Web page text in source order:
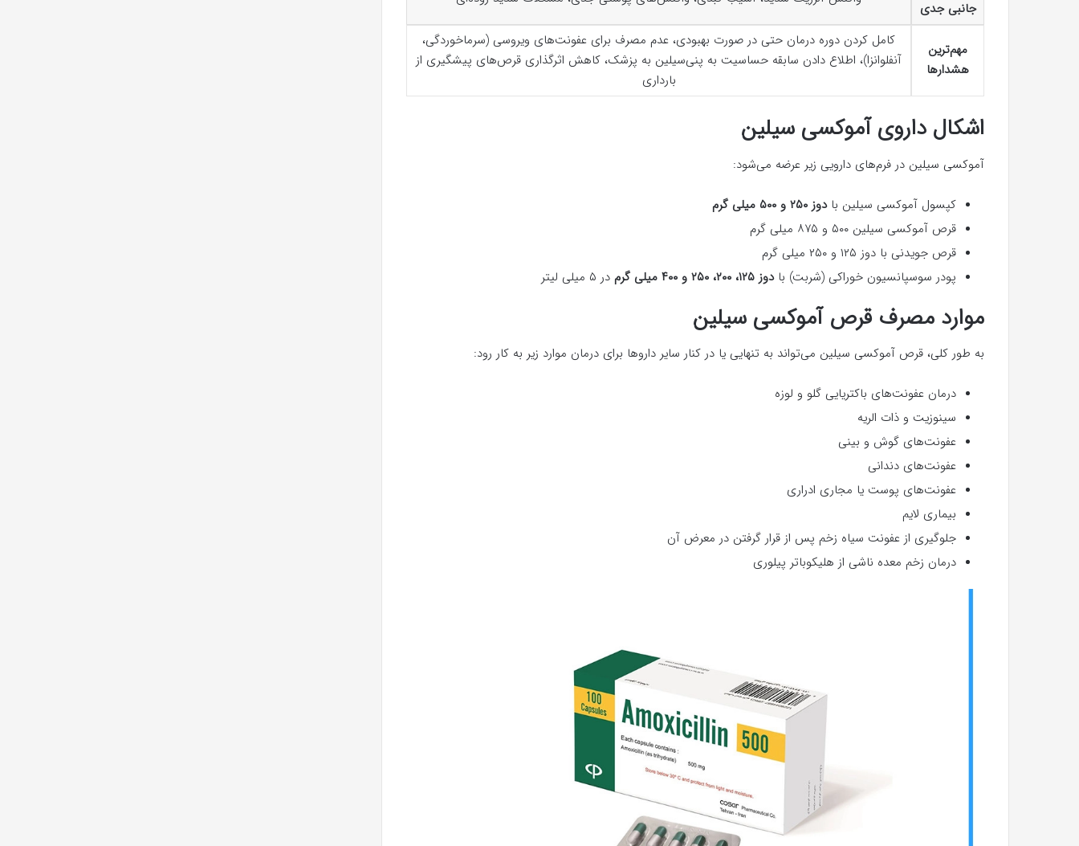
جانبی جدی
مهم‌ترین
هشدارها
کامل کردن دوره درمان حتی در صورت بهبودی، عدم مصرف برای عفونت‌های ویروسی (سرماخوردگی،
آنفلوانزا)، اطلاع دادن سابقه حساسیت به پنی‌سیلین به پزشک، کاهش اثرگذاری قرص‌های پیشگیری از
بارداری
اشکال داروی آموکسی سیلین
آموکسی سیلین در فرم‌های دارویی زیر عرضه می‌شود:
کپسول آموکسی سیلین بادوز ۲۵۰ و ۵۰۰ میلی گرم
قرص آموکسی سیلین ۵۰۰ و ۸۷۵ میلی گرم
قرص جویدنی با دوز ۱۲۵ و ۲۵۰ میلی گرم
پودر سوسپانسیون خوراکی (شربت) بادوز ۱۲۵، ۲۰۰، ۲۵۰ و ۴۰۰ میلی گرم در ۵ میلی لیتر
موارد مصرف قرص آموکسی سیلین
به طور کلی‌، قرص آموکسی سیلین می‌تواند به تنهایی یا در کنار سایر داروها برای درمان موارد زیر به کار رود:
درمان عفونت‌های باکتریایی گلو و لوزه
سینوزیت و ذات الریه
عفونت‌های گوش و بینی
عفونت‌های دندانی
عفونت‌های پوست یا مجاری ادراری
بیماری لایم
جلوگیری از عفونت سیاه زخم پس از قرار گرفتن در معرض آن
درمان زخم معده ناشی از هلیکوباتر پیلوری